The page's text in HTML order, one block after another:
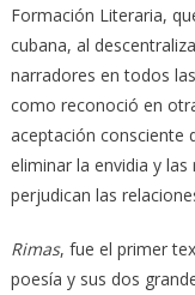
Formación Literaria,
cubana, al
narradores en todos
como reconoció en
aceptación consciente
eliminar la envidia y
perjudican las
Rimas, fue el primer
poesía y sus dos